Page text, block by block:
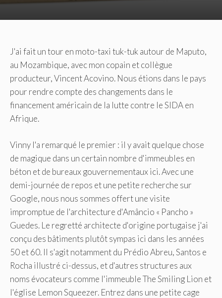
J'ai fait un tour en moto-taxi tuk-tuk autour de Maputo,
au Mozambique, avec mon copain et collègue
producteur, Vincent Acovino. Nous étions dans le pays
pour rendre compte des changements dans le
financement américain de la lutte contre le SIDA en
Afrique.
Vinny l'a remarqué le premier : il y avait quelque chose
de magique dans un certain nombre d'immeubles en
béton et de bureaux gouvernementaux ici. Avec une
demi-journée de repos et une petite recherche sur
Google, nous nous sommes offert une visite
impromptue de l'architecture d'Amâncio « Pancho »
Guedes. Le regretté architecte d'origine portugaise j'ai
conçu des bâtiments plutôt sympas ici dans les années
50 et 60. Il s'agit notamment du Prédio Abreu, Santos e
Rocha illustré ci-dessus, et d'autres structures aux
noms évocateurs comme l'immeuble The Smiling Lion et
l'église Lemon Squeezer. Entrez dans une petite cage